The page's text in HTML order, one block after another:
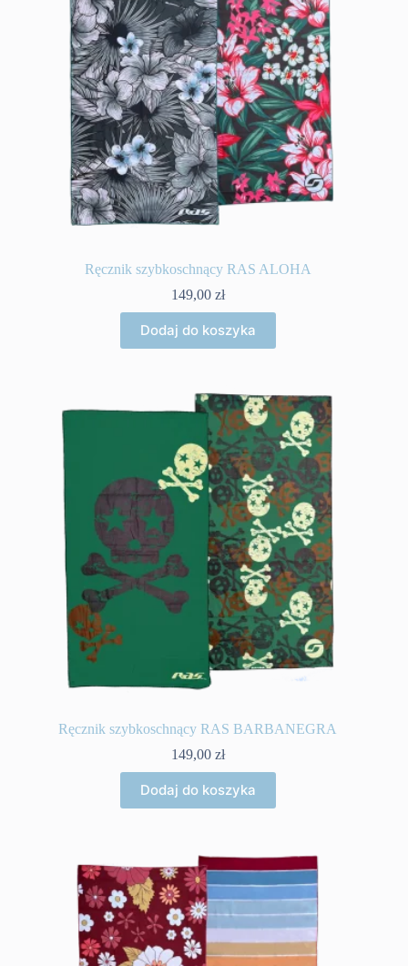
Ręcznik szybkoschnący RAS ALOHA
149,00 zł
Dodaj do koszyka
Ręcznik szybkoschnący RAS BARBANEGRA
149,00 zł
Dodaj do koszyka